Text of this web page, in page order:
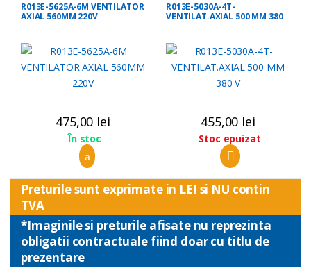
R013E-5625A-6M VENTILATOR
AXIAL 560MM 220V
475,00 lei
În stoc
R013E-5030A-4T-
VENTILAT.AXIAL 500 MM 380
455,00 lei
Stoc epuizat
Preturile sunt exprimate in LEI si NU contin
TVA
*Imaginile si preturile afisate nu reprezinta
obligatii contractuale fiind doar cu titlu de
prezentare